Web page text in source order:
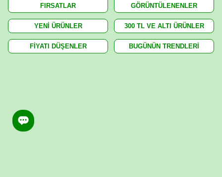
FIRSATLAR
GÖRÜNTÜLENENLER
YENİ ÜRÜNLER 300 TL VE ALTI ÜRÜNLER
FİYATI DÜŞENLER BUGÜNÜN TRENDLERİ